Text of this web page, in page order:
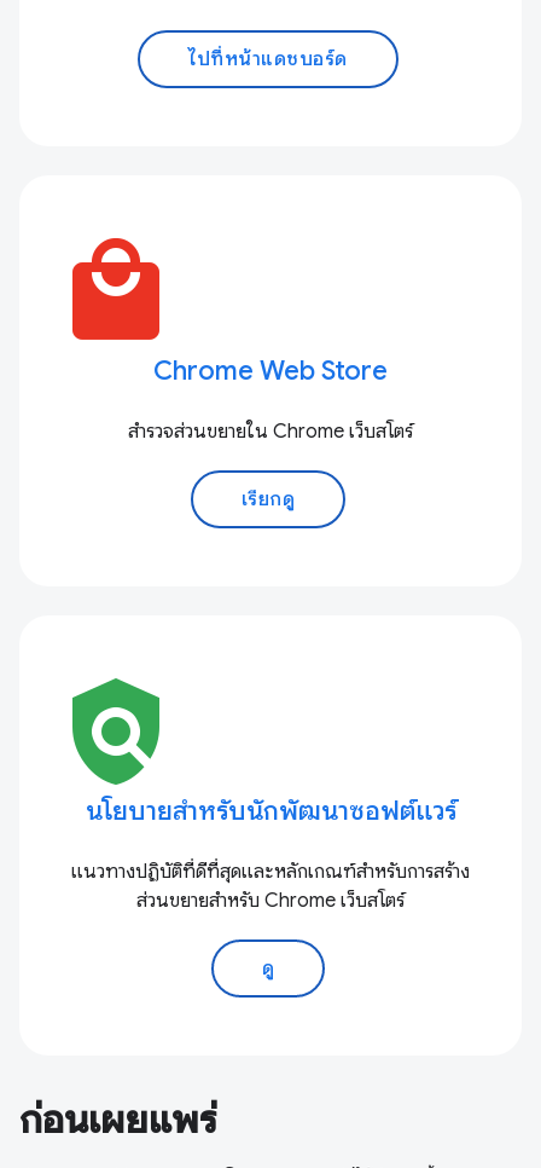
ไปที่หน้าแดชบอร์ด
local_mall
Chrome Web Store
สำรวจส่วนขยายใน Chrome เว็บสโตร์
เรียกดู
policy
นโยบายสำหรับนักพัฒนาซอฟต์แวร์
แนวทางปฏิบัติที่ดีที่สุดและหลักเกณฑ์สำหรับการสร้าง
ส่วนขยายสำหรับ Chrome เว็บสโตร์
ดู
ก่อนเผยแพร่